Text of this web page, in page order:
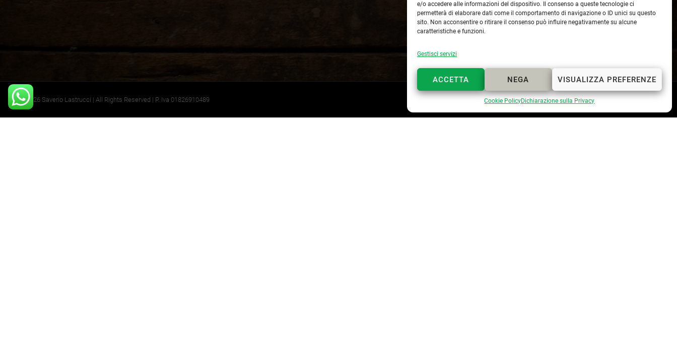
e/o accedere alle informazioni del dispositivo. Il consenso a queste tecnologie ci
permetterà di elaborare dati come il comportamento di navigazione o ID unici su questo
sito. Non acconsentire o ritirare il consenso può influire negativamente su alcune
caratteristiche e funzioni.
Gestisci servizi
ACCETTA NEGA VISUALIZZA PREFERENZE
Cookie PolicyDichiarazione sulla Privacy
©2026 Saverio Lastrucci | All Rights Reserved | P. Iva 01826910489
WebmasterLapo Cerchiai